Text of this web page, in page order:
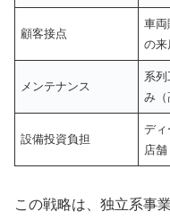
顧客接点
車両
の来
メンテナンス
系
み（
設備投資負担
ディ
店
この戦略は、独立系事